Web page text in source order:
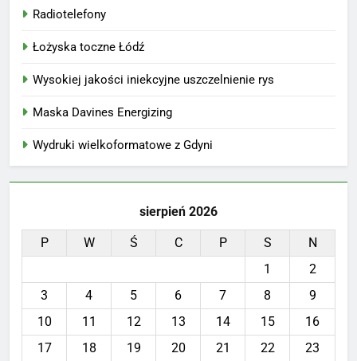
Radiotelefony
Łożyska toczne Łódź
Wysokiej jakości iniekcyjne uszczelnienie rys
Maska Davines Energizing
Wydruki wielkoformatowe z Gdyni
sierpień 2026
P W Ś C P S
N
1
2
3
4 5 6 7 8
9
10
11 12 13 14 15
16
17
18 19 20 21 22
23